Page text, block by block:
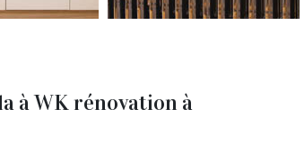
à WK rénovation à